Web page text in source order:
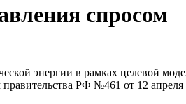
спросом
энергии в рамках целевой
РФ №461 от 12 апреля